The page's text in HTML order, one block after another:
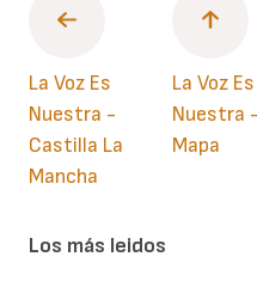
La Voz Es
Nuestra -
Castilla La
Mancha
La Voz Es
Nuestra -
Mapa
Los más leidos